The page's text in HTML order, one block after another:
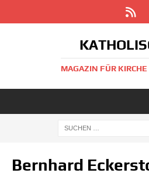
MAGAZIN FÜR
Bernhard